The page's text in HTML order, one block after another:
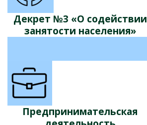
Декрет №3 «О содействии
занятости населения»
Предпринимательская